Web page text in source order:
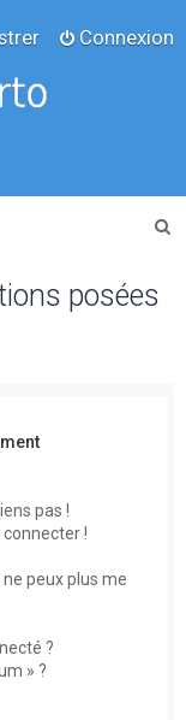
Connexion
posées
pas !
!
peux plus me
?
» ?